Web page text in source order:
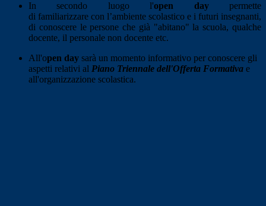
In secondo luogo l'open daypermette
di familiarizzare con l’ambiente scolastico e i futuri insegnanti,
di conoscere le persone che già "abitano" la scuola, qualche
docente, il personale non docente etc.
All'open day sarà un momento informativo per conoscere gli
aspetti relativi al Piano Triennale dell'Offerta Formativa e
all'organizzazione scolastica.